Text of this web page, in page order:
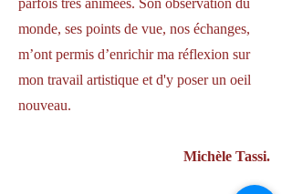
monde, ses points de vue, nos échanges,
m’ont permis d’enrichir ma réflexion sur
mon travail artistique et d'y poser un oeil
nouveau.
Michèle Tassi.